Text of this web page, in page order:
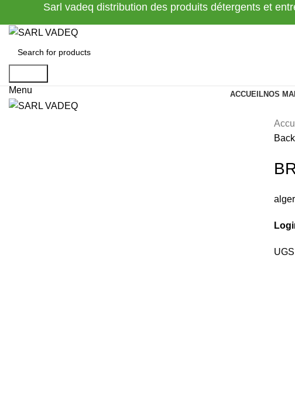
Sarl vadeq distribution des produits détergents et
Menu
ACCUEILNOS
alger